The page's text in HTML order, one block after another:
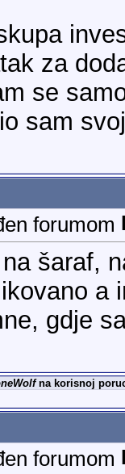
za
se
sam
šaraf,
a
gdje
na korisnoj